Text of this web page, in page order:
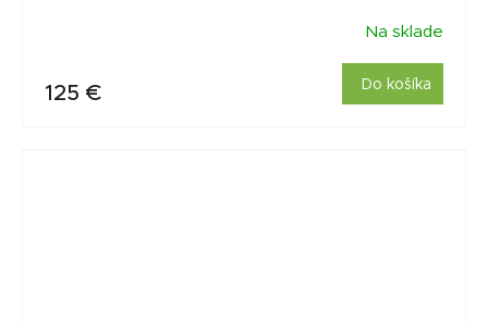
Na sklade
125 € Do košíka